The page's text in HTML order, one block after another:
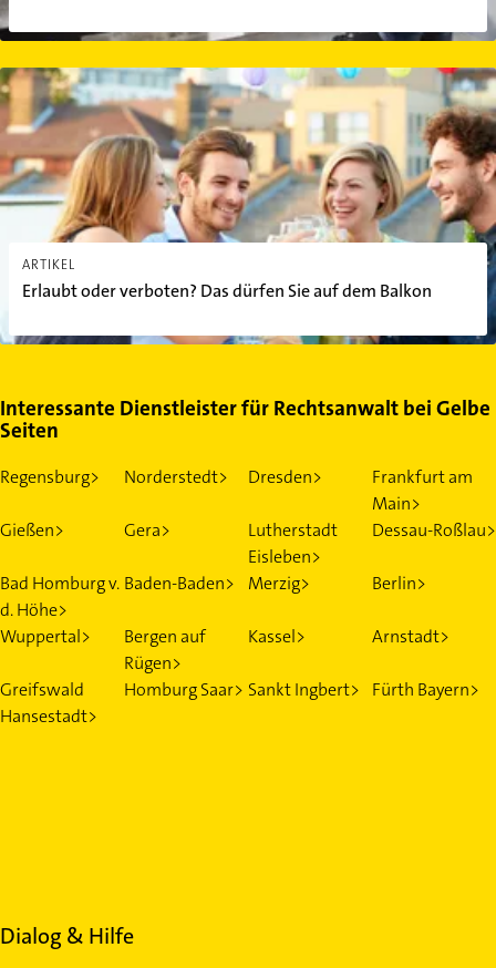
ARTIKEL
Erlaubt oder verboten? Das dürfen Sie auf dem Balkon
Erlaubt oder verboten? Das dürfen Sie auf dem Balkon
Interessante Dienstleister für Rechtsanwalt bei Gelbe
Seiten
Regensburg> Norderstedt> Dresden>
Frankfurt am
Main>
Gießen>
Gera>
Lutherstadt
Eisleben>
Dessau-Roßlau>
Bad Homburg v.
d. Höhe>
Baden-Baden> Merzig> Berlin>
Wuppertal>
Bergen auf
Rügen>
Kassel> Arnstadt>
Greifswald
Hansestadt>
Homburg Saar> Sankt Ingbert> Fürth Bayern>
Dialog & Hilfe